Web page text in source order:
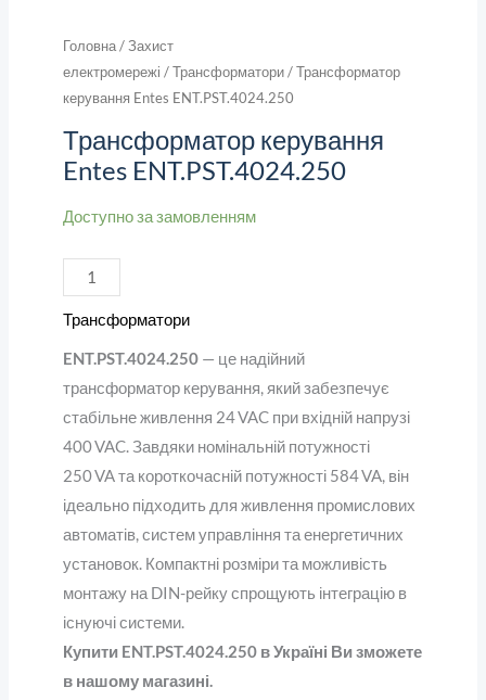
Головна/Захист
електромережі /Трансформатори/ Трансформатор
керування Entes ENT.PST.4024.250
Трансформатор керування
Entes ENT.PST.4024.250
Доступно за замовленням
Трансформатори
ENT.PST.4024.250— це надійний
трансформатор керування, який забезпечує
стабільне живлення 24 VAC при вхідній напрузі
400 VAC. Завдяки номінальній потужності
250 VA та короткочасній потужності 584 VA, він
ідеально підходить для живлення промислових
автоматів, систем управління та енергетичних
установок. Компактні розміри та можливість
монтажу на DIN-рейку спрощують інтеграцію в
існуючі системи.
Купити ENT.PST.4024.250 в Україні Ви зможете
в нашому магазині.